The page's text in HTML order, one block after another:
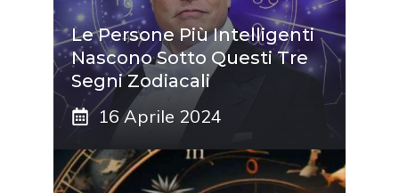
Le Persone Più Intelligenti
Nascono Sotto Questi Tre
Segni Zodiacali
16 Aprile 2024